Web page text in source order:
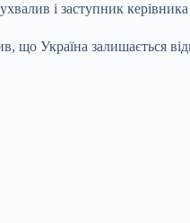
і заступник
Україна залишається